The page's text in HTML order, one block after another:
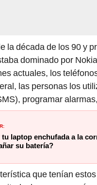
la década de los 90 y
dominado por
actuales, los
las personas los
programar
laptop enchufada a la
su batería?
que tenían estos